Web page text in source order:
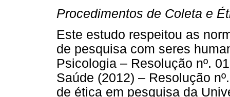
Procedimentos de Coleta e
Este estudo respeitou as
de pesquisa com seres
Psicologia – Resolução nº.
Saúde (2012) – Resolução
de ética em pesquisa da